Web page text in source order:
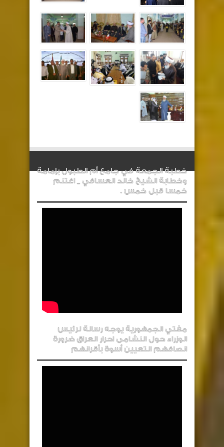
خطبة الجمعة في جامع أم الطبول بإمامة
وخطابة الشيخ خالد العسافي _ اغتنم
خمسا قبل خمس .
مفتي الجمهورية يوجه رسالة لرئيس
الوزراء حول النشامى احرار العراق ضرورة
انصافهم التعيين أسوة بأقرانهم